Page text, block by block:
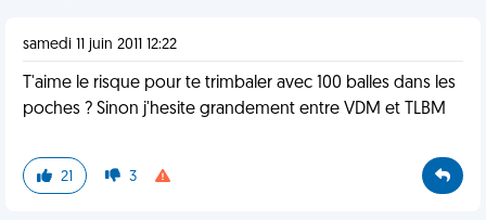
samedi 11 juin 2011 12:22
T'aime le risque pour te trimbaler avec 100 balles dans les
poches ? Sinon j'hesite grandement entre VDM et TLBM
21 3